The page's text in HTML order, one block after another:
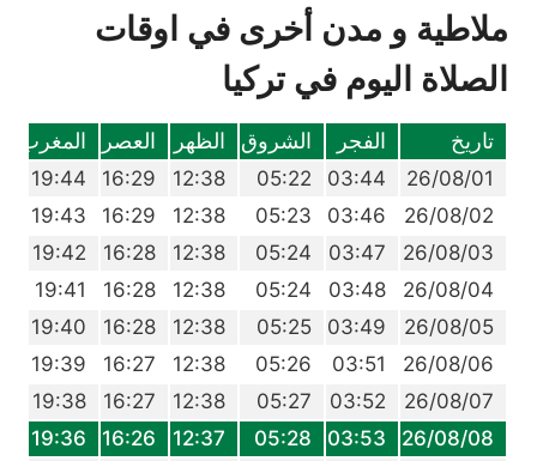
ملاطية و مدن أخرى في اوقات
الصلاة اليوم في تركيا
تاريخ الفجر الشروق الظهر العصر المغرب
26/08/01
03:44
05:22
12:38
16:29
19:44
26/08/02
03:46
05:23
12:38
16:29
19:43
26/08/03
03:47
05:24
12:38
16:28
19:42
26/08/04
03:48
05:24
12:38
16:28
19:41
26/08/05
03:49
05:25
12:38
16:28
19:40
26/08/06
03:51
05:26
12:38
16:27
19:39
26/08/07
03:52
05:27
12:38
16:27
19:38
26/08/08
03:53
05:28
12:37
16:26
19:36